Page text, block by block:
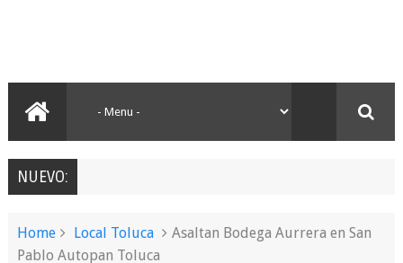
NUEVO:
Home Local Toluca
Asaltan Bodega Aurrera en San
Pablo Autopan Toluca